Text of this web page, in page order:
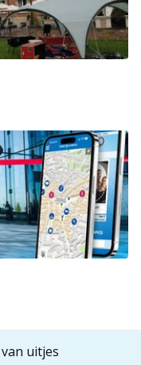
uitjes